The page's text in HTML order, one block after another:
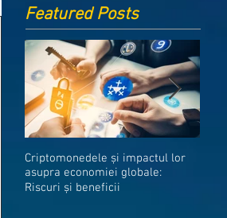
Featured Posts
Criptomonedele și impactul lor
asupra economiei globale:
Riscuri și beneficii